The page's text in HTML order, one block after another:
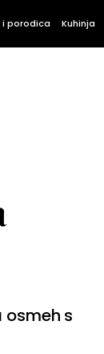
i porodica Kuhinja
s